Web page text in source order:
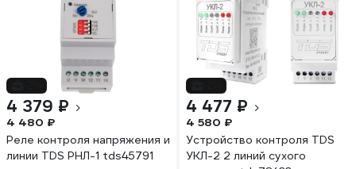
4 379 ₽
4 480 ₽
Реле контроля напряжения и
линии TDS РНЛ-1 tds45791
4 477 ₽
4 580 ₽
Устройство контроля TDS
УКЛ-2 2 линий сухого